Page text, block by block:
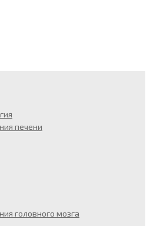
печени
головного мозга